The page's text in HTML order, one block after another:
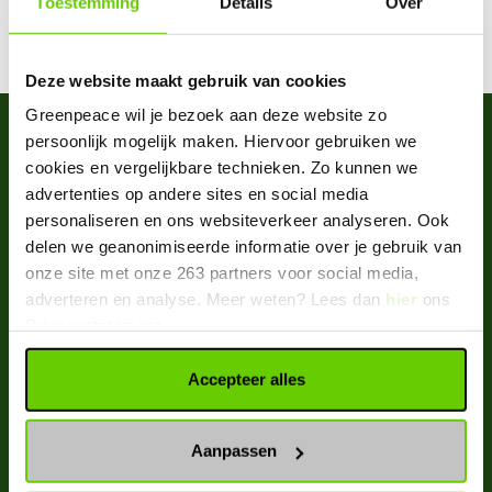
Deze website maakt gebruik van cookies
Greenpeace wil je bezoek aan deze website zo
persoonlijk mogelijk maken. Hiervoor gebruiken we
cookies en vergelijkbare technieken. Zo kunnen we
advertenties op andere sites en social media
personaliseren en ons websiteverkeer analyseren. Ook
delen we geanonimiseerde informatie over je gebruik van
onze site met onze 263 partners voor social media,
adverteren en analyse. Meer weten? Lees dan hier ons
Accepteer alles
Aanpassen
All articles by Anneke Wensing
Greenpeace Nederland
DONEREN
PRIVACYSTATEMENT